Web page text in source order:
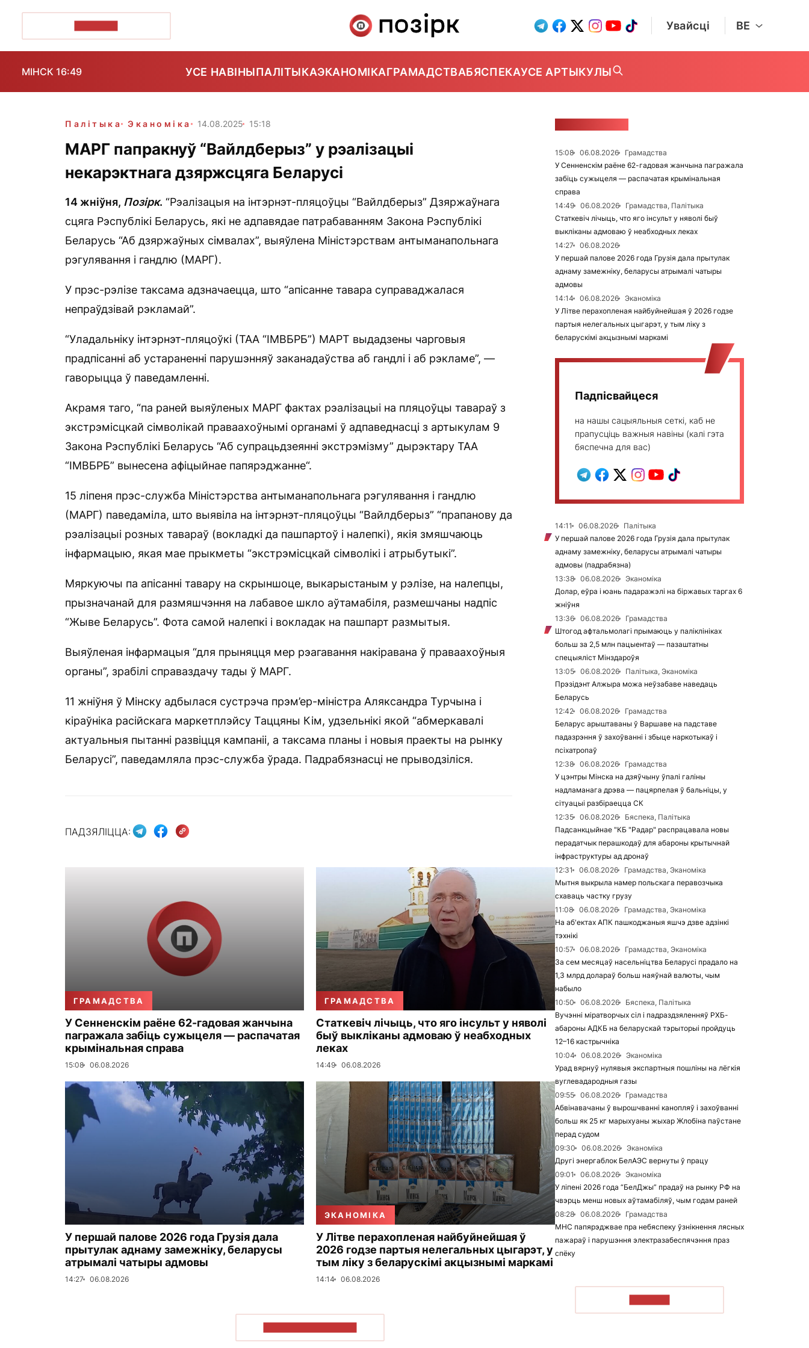
Увайсці BE
МІНСК 16:49 УСЕ НАВІНЫПАЛІТЫКАЭКАНОМІКАГРАМАДСТВАБЯСПЕКАУСЕ АРТЫКУЛЫ
Палітыка Эканоміка 14.08.2025 15:18
МАРГ папракнуў “Вайлдберыз” у рэалізацыі
некарэктнага дзяржсцяга Беларусі
14 жніўня, Позірк. “Рэалізацыя на інтэрнэт-пляцоўцы “Вайлдберыз” Дзяржаўнага
сцяга Рэспублікі Беларусь, які не адпавядае патрабаванням Закона Рэспублікі
Беларусь “Аб дзяржаўных сімвалах”, выяўлена Міністэрствам антыманапольнага
рэгулявання і гандлю (МАРГ).
У прэс-рэлізе таксама адзначаецца, што “апісанне тавара суправаджалася
непраўдзівай рэкламай”.
“Уладальніку інтэрнэт-пляцоўкі (ТАА “ІМВБРБ”) МАРТ выдадзены чарговыя
прадпісанні аб устараненні парушэнняў заканадаўства аб гандлі і аб рэкламе”, —
гаворыцца ў паведамленні.
Акрамя таго, “па раней выяўленых МАРГ фактах рэалізацыі на пляцоўцы тавараў з
экстрэмісцкай сімволікай праваахоўнымі органамі ў адпаведнасці з артыкулам 9
Закона Рэспублікі Беларусь “Аб супрацьдзеянні экстрэмізму” дырэктару ТАА
“ІМВБРБ” вынесена афіцыйнае папярэджанне“.
15 ліпеня прэс-служба Міністэрства антыманапольнага рэгулявання і гандлю
(МАРГ) паведаміла, што выявіла на інтэрнэт-пляцоўцы “Вайлдберыз” “прапанову да
рэалізацыі розных тавараў (вокладкі да пашпартоў і налепкі), якія змяшчаюць
інфармацыю, якая мае прыкметы “экстрэмісцкай сімволікі і атрыбутыкі”.
Мяркуючы па апісанні тавару на скрыншоце, выкарыстаным у рэлізе, на налепцы,
прызначанай для размяшчэння на лабавое шкло аўтамабіля, размешчаны надпіс
“Жыве Беларусь”. Фота самой налепкі і вокладак на пашпарт размытыя.
Выяўленая інфармацыя “для прыняцця мер рэагавання накіравана ў праваахоўныя
органы”, зрабілі справаздачу тады ў МАРГ.
11 жніўня ў Мінску адбылася сустрэча прэм’ер-міністра Аляксандра Турчына і
кіраўніка расійскага маркетплэйсу Таццяны Кім, удзельнікі якой “абмеркавалі
актуальныя пытанні развіцця кампаніі, а таксама планы і новыя праекты на рынку
Беларусі”, паведамляла прэс-служба ўрада. Падрабязнасці не прыводзіліся.
ПАДЗЯЛІЦЦА:
ГРАМАДСТВА
У Сенненскім раёне 62-гадовая жанчына
пагражала забіць сужыцеля — распачатая
крымінальная справа
15:08 06.08.2026
ГРАМАДСТВА
Статкевіч лічыць, что яго інсульт у няволі
быў выкліканы адмоваю ў неабходных
леках
14:49 06.08.2026
У першай палове 2026 года Грузія дала
прытулак аднаму замежніку, беларусы
атрымалі чатыры адмовы
14:27 06.08.2026
ЭКАНОМІКА
У Літве перахопленая найбуйнейшая ў
2026 годзе партыя нелегальных цыгарэт, у
тым ліку з беларускімі акцызнымі маркамі
14:14 06.08.2026
15:08 06.08.2026
Грамадства
У Сенненскім раёне 62-гадовая жанчына пагражала
забіць сужыцеля — распачатая крымінальная
справа
14:49
06.08.2026
Грамадства, Палітыка
Статкевіч лічыць, что яго інсульт у няволі быў
выкліканы адмоваю ў неабходных леках
14:27
06.08.2026
У першай палове 2026 года Грузія дала прытулак
аднаму замежніку, беларусы атрымалі чатыры
адмовы
14:14
06.08.2026
Эканоміка
У Літве перахопленая найбуйнейшая ў 2026 годзе
партыя нелегальных цыгарэт, у тым ліку з
беларускімі акцызнымі маркамі
Падпісвайцеся
на нашы сацыяльныя сеткі, каб не
прапусціць важныя навіны (калі гэта
бяспечна для вас)
14:11 06.08.2026
Палітыка
У першай палове 2026 года Грузія дала прытулак
аднаму замежніку, беларусы атрымалі чатыры
адмовы (падрабязна)
13:38
06.08.2026
Эканоміка
Долар, еўра і юань падаражэлі на біржавых таргах 6
жніўня
13:36
06.08.2026
Грамадства
Штогод афтальмолагі прымаюць у паліклініках
больш за 2,5 млн пацыентаў — пазаштатны
спецыяліст Мінздароўя
13:05
06.08.2026
Палітыка, Эканоміка
Прэзідэнт Алжыра можа неўзабаве наведаць
Беларусь
12:42
06.08.2026
Грамадства
Беларус арыштаваны ў Варшаве на падставе
падазрэння ў захоўванні і збыце наркотыкаў і
псіхатропаў
12:38
06.08.2026
Грамадства
У цэнтры Мінска на дзяўчыну ўпалі галіны
надламанага дрэва — пацярпелая ў бальніцы, у
сітуацыі разбіраецца СК
12:35
06.08.2026
Бяспека, Палітыка
Падсанкцыйнае "КБ "Радар" распрацавала новы
перадатчык перашкодаў для абароны крытычнай
інфраструктуры ад дронаў
12:31
06.08.2026
Грамадства, Эканоміка
Мытня выкрыла намер польскага перавозчыка
схаваць частку грузу
11:08
06.08.2026
Грамадства, Эканоміка
На аб'ектах АПК пашкоджаныя яшчэ дзве адзінкі
тэхнікі
10:57
06.08.2026
Грамадства, Эканоміка
За сем месяцаў насельніцтва Беларусі прадало на
1,3 млрд долараў больш наяўнай валюты, чым
набыло
10:50
06.08.2026
Бяспека, Палітыка
Вучэнні міратворчых сіл і падраздзяленняў РХБ-
абароны АДКБ на беларускай тэрыторыі пройдуць
12–16 кастрычніка
10:04
06.08.2026
Эканоміка
Урад вярнуў нулявыя экспартныя пошліны на лёгкія
вуглевадародныя газы
09:55
06.08.2026
Грамадства
Абвінавачаны ў вырошчванні канопляў і захоўванні
больш як 25 кг марыхуаны жыхар Жлобіна паўстане
перад судом
09:30
06.08.2026
Эканоміка
Другі энергаблок БелАЭС вернуты ў працу
09:01
06.08.2026
Эканоміка
У ліпені 2026 года “БелДжы” прадаў на рынку РФ на
чвэрць менш новых аўтамабіляў, чым годам раней
08:28
06.08.2026
Грамадства
МНС папярэджвае пра небяспеку ўзнікнення лясных
пажараў і парушэння электразабеспячэння праз
спёку